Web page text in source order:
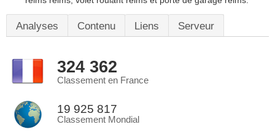
Analyses Contenu Liens Serveur
324 362
Classement en France
19 925 817
Classement Mondial